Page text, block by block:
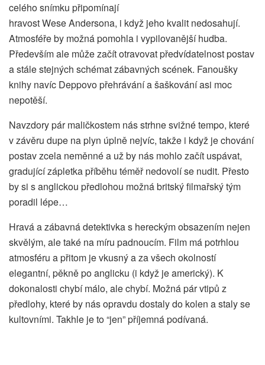
celého snímku připomínají
hravost Wese Andersona, i když jeho kvalit nedosahují.
Atmosféře by možná pomohla i vypilovanější hudba.
Především ale může začít otravovat předvídatelnost postav
a stále stejných schémat zábavných scének. Fanoušky
knihy navíc Deppovo přehrávání a šaškování asi moc
nepotěší.
Navzdory pár maličkostem nás strhne svižné tempo, které
v závěru dupe na plyn úplně nejvíc, takže i když je chování
postav zcela neměnné a už by nás mohlo začít uspávat,
gradující zápletka příběhu téměř nedovolí se nudit. Přesto
by si s anglickou předlohou možná britský filmařský tým
poradil lépe…
Hravá a zábavná detektivka s hereckým obsazením nejen
skvělým, ale také na míru padnoucím. Film má potrhlou
atmosféru a přitom je vkusný a za všech okolností
elegantní, pěkně po anglicku (i když je americký). K
dokonalosti chybí málo, ale chybí. Možná pár vtipů z
předlohy, které by nás opravdu dostaly do kolen a staly se
kultovními. Takhle je to “jen” příjemná podívaná.